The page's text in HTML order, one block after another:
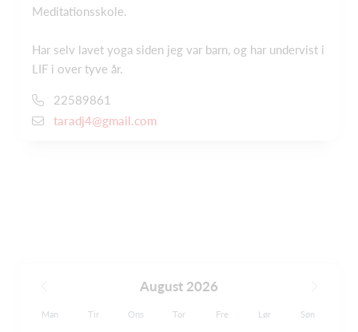
Meditationsskole.
Har selv lavet yoga siden jeg var barn, og har undervist i
LIF i over tyve år.
22589861
taradj4@gmail.com
August 2026
Man Tir Ons Tor Fre Lør Søn